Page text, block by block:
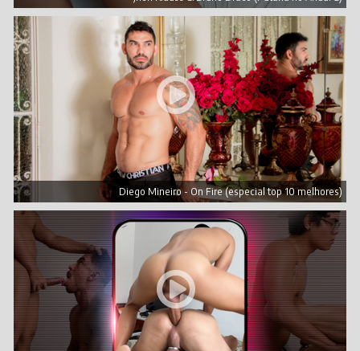
Diego Mineiro - On Fire (especial top 10 melhores)